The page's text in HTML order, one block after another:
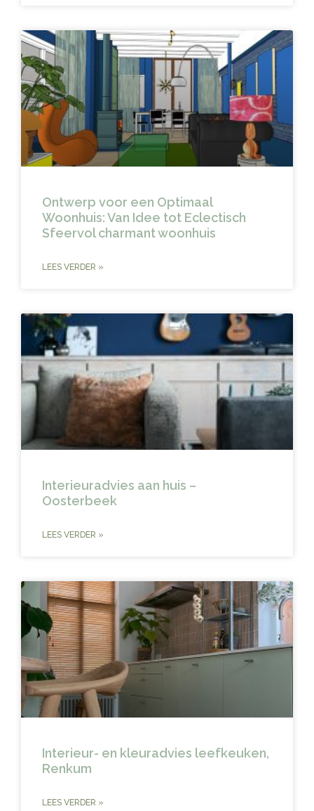
Ontwerp voor een Optimaal
Woonhuis: Van Idee tot Eclectisch
Sfeervol charmant woonhuis
LEES VERDER »
Interieuradvies aan huis –
Oosterbeek
LEES VERDER »
Interieur- en kleuradvies leefkeuken,
Renkum
LEES VERDER »